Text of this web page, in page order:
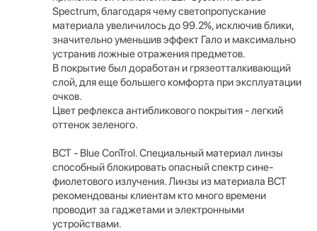
Spectrum, благодаря чему светопропускание
материала увеличилось до 99.2%, исключив блики,
значительно уменьшив эффект Гало и максимально
устранив ложные отражения предметов.
В покрытие был доработан и грязеотталкивающий
слой, для еще большего комфорта при эксплуатации
очков.
Цвет рефлекса антибликового покрытия - легкий
оттенок зеленого.
BCT - Blue ConTrol. Специальный материал линзы
способный блокировать опасный спектр сине-
фиолетового излучения. Линзы из материала BCT
рекомендованы клиентам кто много времени
проводит за гаджетами и электронными
устройствами.